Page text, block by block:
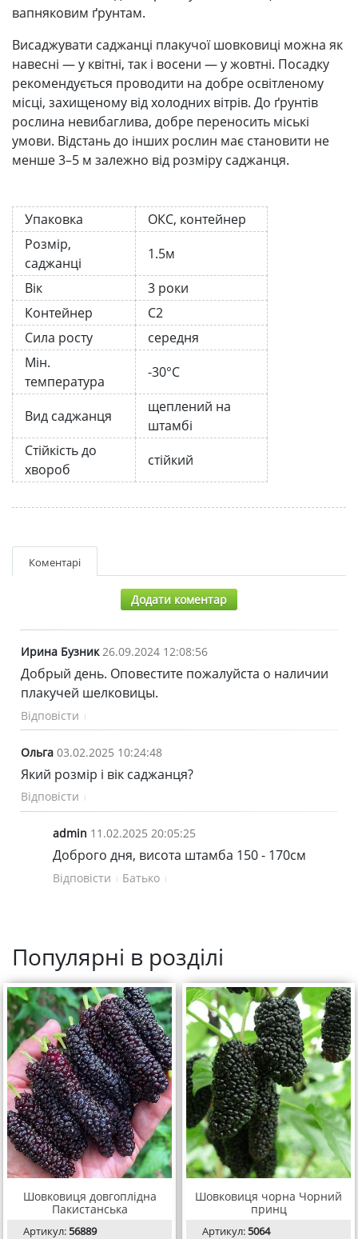
вапняковим ґрунтам.
Висаджувати саджанці плакучої шовковиці можна як
навесні — у квітні, так і восени — у жовтні. Посадку
рекомендується проводити на добре освітленому
місці, захищеному від холодних вітрів. До ґрунтів
рослина невибаглива, добре переносить міські
умови. Відстань до інших рослин має становити не
менше 3–5 м залежно від розміру саджанця.
Упаковка
ОКС, контейнер
Розмір,
саджанці
1.5м
Вік
3 роки
Контейнер
С2
Сила росту
середня
Мін.
температура
-30°C
Вид саджанця
щеплений на
штамбі
Стійкість до
хвороб
стійкий
Коментарі
Додати коментар
Ирина Бузник 26.09.2024 12:08:56
Добрый день. Оповестите пожалуйста о наличии
плакучей шелковицы.
Відповісти
Ольга 03.02.2025 10:24:48
Який розмір і вік саджанця?
Відповісти
admin 11.02.2025 20:05:25
Доброго дня, висота штамба 150 - 170см
Відповісти Батько
Популярні в розділі
Шовковиця довгоплідна
Пакистанська
Артикул:56889
Шовковиця чорна Чорний
принц
Артикул:5064